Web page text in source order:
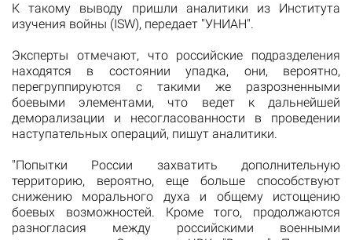
К такому выводу пришли аналитики из Института
изучения войны (ISW), передает "УНИАН".
Эксперты отмечают, что российские подразделения
находятся в состоянии упадка, они, вероятно,
перегруппируются с такими же разрозненными
боевыми элементами, что ведет к дальнейшей
деморализации и несогласованности в проведении
наступательных операций, пишут аналитики.
"Попытки России захватить дополнительную
территорию, вероятно, еще больше способствуют
снижению морального духа и общему истощению
боевых возможностей. Кроме того, продолжаются
разногласия между российскими военными